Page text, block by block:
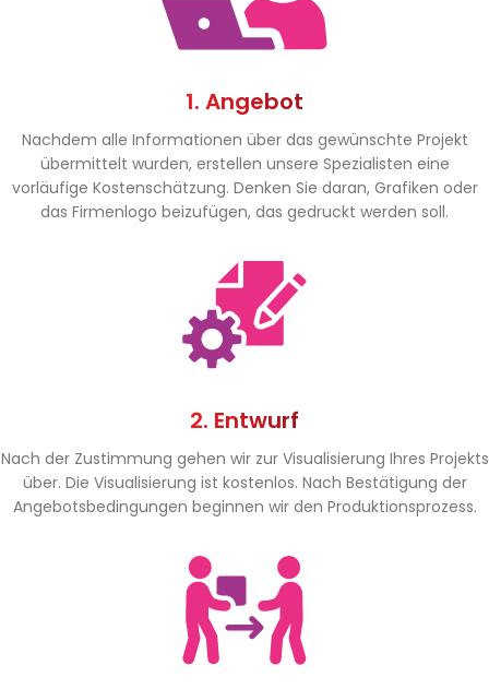
1. Angebot
Nachdem alle Informationen über das gewünschte Projekt
übermittelt wurden, erstellen unsere Spezialisten eine
vorläufige Kostenschätzung. Denken Sie daran, Grafiken oder
das Firmenlogo beizufügen, das gedruckt werden soll.
2. Entwurf
Nach der Zustimmung gehen wir zur Visualisierung Ihres Projekts
über. Die Visualisierung ist kostenlos. Nach Bestätigung der
Angebotsbedingungen beginnen wir den Produktionsprozess.